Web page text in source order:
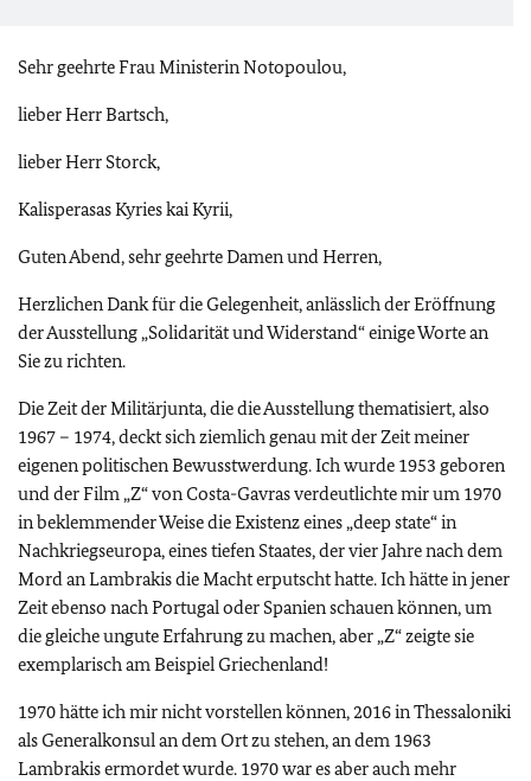
Sehr geehrte Frau Ministerin Notopoulou,
lieber Herr Bartsch,
lieber Herr Storck,
Kalisperasas Kyries kai Kyrii,
Guten Abend, sehr geehrte Damen und Herren,
Herzlichen Dank für die Gelegenheit, anlässlich der Eröffnung
der Ausstellung „Solidarität und Widerstand“ einige Worte an
Sie zu richten.
Die Zeit der Militärjunta, die die Ausstellung thematisiert, also
1967 – 1974, deckt sich ziemlich genau mit der Zeit meiner
eigenen politischen Bewusstwerdung. Ich wurde 1953 geboren
und der Film „Z“ von Costa-Gavras verdeutlichte mir um 1970
in beklemmender Weise die Existenz eines „deep state“ in
Nachkriegseuropa, eines tiefen Staates, der vier Jahre nach dem
Mord an Lambrakis die Macht erputscht hatte. Ich hätte in jener
Zeit ebenso nach Portugal oder Spanien schauen können, um
die gleiche ungute Erfahrung zu machen, aber „Z“ zeigte sie
exemplarisch am Beispiel Griechenland!
1970 hätte ich mir nicht vorstellen können, 2016 in Thessaloniki
als Generalkonsul an dem Ort zu stehen, an dem 1963
Lambrakis ermordet wurde. 1970 war es aber auch mehr